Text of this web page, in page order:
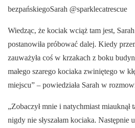
bezpańskiegoSarah @sparklecatrescue
Wiedząc, że kociak wciąż tam jest,
postanowiła próbować dalej. Kiedy
zauważyła coś w krzakach z boku
małego szarego kociaka zwiniętego w
miejscu” – powiedziała Sarah w
„Zobaczył mnie i natychmiast miauknął
nigdy nie słyszałam kociaka. Następnie